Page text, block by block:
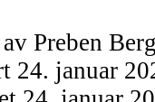
Preben Berg
24. januar